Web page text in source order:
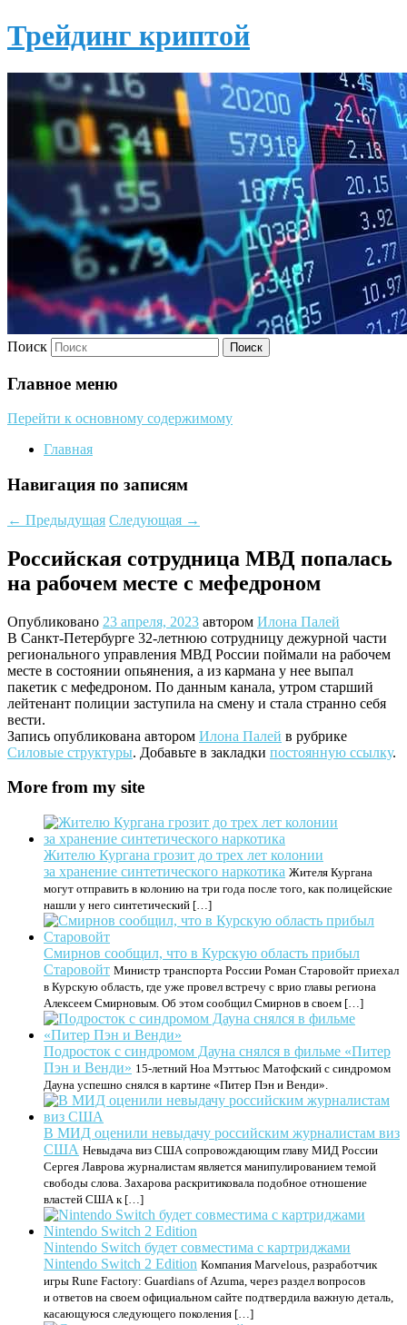
Трейдинг криптой
Поиск
Главное меню
Перейти к основному содержимому
Главная
Навигация по записям
← Предыдущая Следующая →
Российская сотрудница МВД попалась
на рабочем месте с мефедроном
Опубликовано 23 апреля, 2023 автором Илона Палей
В Санкт-Петербурге 32-летнюю сотрудницу дежурной части
регионального управления МВД России поймали на рабочем
месте в состоянии опьянения, а из кармана у нее выпал
пакетик с мефедроном. По данным канала, утром старший
лейтенант полиции заступила на смену и стала странно себя
вести.
Запись опубликована автором Илона Палей в рубрике
Силовые структуры. Добавьте в закладки постоянную ссылку.
More from my site
Жителю Кургана грозит до трех лет колонии
за хранение синтетического наркотика Жителя Кургана
могут отправить в колонию на три года после того, как полицейские
нашли у него синтетический […]
Смирнов сообщил, что в Курскую область прибыл
Старовойт Министр транспорта России Роман Старовойт приехал
в Курскую область, где уже провел встречу с врио главы региона
Алексеем Смирновым. Об этом сообщил Смирнов в своем […]
Подросток с синдромом Дауна снялся в фильме «Питер
Пэн и Венди» 15-летний Ноа Мэттьюс Матофский с синдромом
Дауна успешно снялся в картине «Питер Пэн и Венди».
В МИД оценили невыдачу российским журналистам виз
США Невыдача виз США сопровождающим главу МИД России
Сергея Лаврова журналистам является манипулированием темой
свободы слова. Захарова раскритиковала подобное отношение
властей США к […]
Nintendo Switch будет совместима с картриджами
Nintendo Switch 2 Edition Компания Marvelous, разработчик
игры Rune Factory: Guardians of Azuma, через раздел вопросов
и ответов на своем официальном сайте подтвердила важную деталь,
касающуюся следующего поколения […]